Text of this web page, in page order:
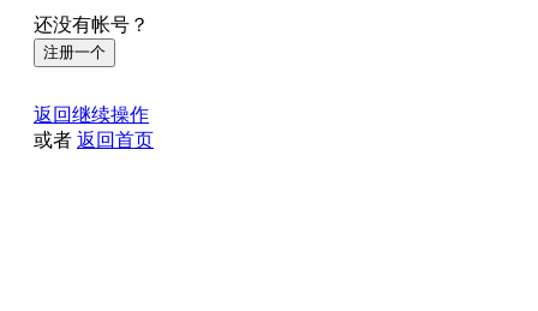
还没有帐号？
注册一个
返回继续操作
或者 返回首页